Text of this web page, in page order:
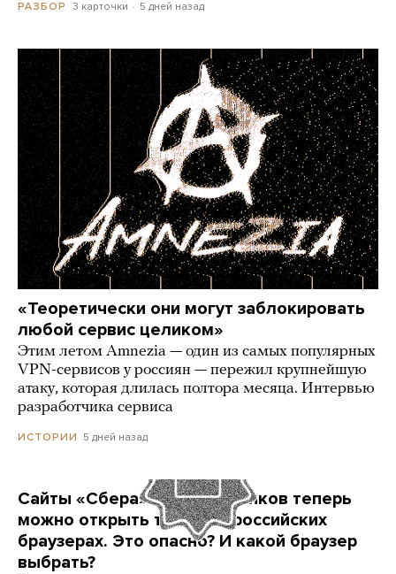
РАЗБОР 3 карточки 5 дней назад
«Теоретически они могут заблокировать
любой сервис целиком»
Этим летом Amnezia — один из самых популярных
VPN-сервисов у россиян — пережил крупнейшую
атаку, которая длилась полтора месяца. Интервью
разработчика сервиса
ИСТОРИИ 5 дней назад
Сайты «Сбера» и других банков теперь
можно открыть только в российских
браузерах. Это опасно? И какой браузер
выбрать?